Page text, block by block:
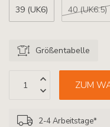
39 (UK6) 40 (UK6.5)
Größentabelle
ZUM
2-4 Arbeitstage*